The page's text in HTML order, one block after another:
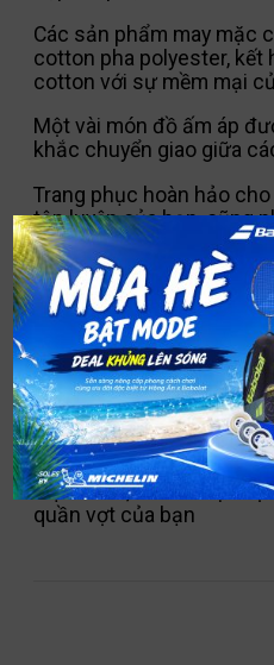
Các sản phẩm may mặc
cotton pha polyester, kết
cotton với sự mềm mại
Một vài món đồ ấm áp
khắc chuyển giao giữa
Trang phục hoàn hảo
tập luyện của bạn, cũng
luyện từ bên ngoài sân.
MÔ TẢ
T-shirt làm bằng hỗn hợp
mặt trước, để thể hiện bộ
quần vợt của bạn